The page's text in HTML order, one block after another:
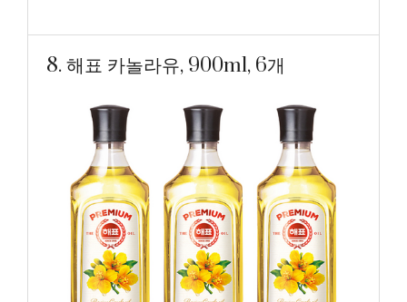
8. 해표 카놀라유, 900ml, 6개